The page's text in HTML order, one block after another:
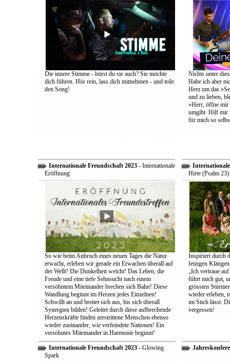
Die innere Stimme - hörst du sie auch? Sie möchte
dich führen. Hör rein, lass dich mitnehmen - und teile
den Song!
Nichts unter
Habe ich aber
Herz um das
und zu lieben,
»Herr, öffne mir
umgibt. Hilf mir
für mich so
Internationale Freundschaft 2023- Internationale
Eröffnung
So wie beim Anbruch eines neuen Tages die Natur
erwacht, erleben wir gerade ein Erwachen überall auf
der Wellt! Die Dunkelheit weicht! Das Leben, die
Freude und eine tiefe Sehnsucht nach einem
versöhntem Miteinander brechen sich Bahn! Diese
Wandlung beginnt im Herzen jedes Einzelnen!
Schwillt an und breitet sich aus, bis sich überall
Synergien bilden! Geleitet durch diese aufbrechende
Herzenskräfte finden zerstrittene Menschen ebenso
wieder zueinander, wie verfeindete Nationen! Ein
versöhntes Miteinander in Harmonie beginnt!
Hirte (Psalm 23)
Inspiriert durch
fetzigen
„Ich vertraue
führt mich gut,
grössten
wieder erleben,
im Stich lässt.
vergessen!
Internationale Freundschaft 2023- Glowing
Spark